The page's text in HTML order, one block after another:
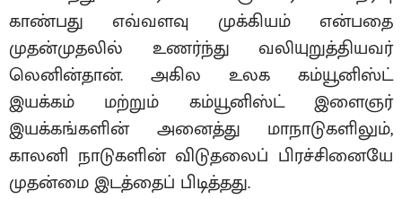
காண்பது எவ்வளவு முக்கியம் என்பதை
முதன்முதலில் உணர்ந்து வலியுறுத்தியவர்
லெனின்தான். அகில உலக கம்யூனிஸ்ட்
இயக்கம் மற்றும் கம்யூனிஸ்ட் இளைஞர்
இயக்கங்களின் அனைத்து மாநாடுகளிலும்,
காலனி நாடுகளின் விடுதலைப் பிரச்சினையே
முதன்மை இடத்தைப் பிடித்தது.